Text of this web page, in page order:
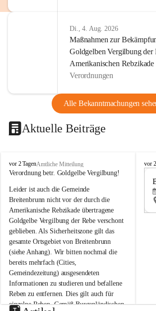
Di., 4. Aug. 2026
Maßnahmen zur
Goldgelben Vergilbung der
Amerikanischen Rebzikade
Verordnungen
Alle Bekanntmachungen
Aktuelle Beiträge
B
r
i
t
e
n
b
r
u
n
n
a
m
N
e
u
vor 2 TagenAmtliche Mitteilung
Verordnung betr. Goldgelbe Vergilbung!
Leider ist auch die Gemeinde
Breitenbrunn nicht vor der durch die
Amerikanische Rebzikade übertragene
Goldgelbe Vergilbung der Rebe verschont
geblieben. Als Sicherheitszone gilt das
gesamte Ortsgebiet von Breitenbrunn
(siehe Anhang). Wir bitten nochmal die
bereits mehrfach (Cities,
Gemeindezeitung) ausgesendeten
Informationen zu studieren und befallene
Reben zu entfernen. Dies gilt auch für
einzelne Reben. Gemäß Burgenländischen
B
e
u
vor